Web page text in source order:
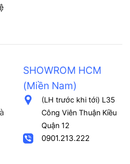
SHOWROM HCM
(Miền Nam)
(LH trước khi tới) L35
Công Viên Thuận Kiều
Quận 12
0901.213.222